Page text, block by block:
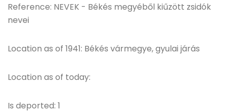
Reference: NEVEK - Békés megyéből kiűzött zsidók
nevei
Location as of 1941: Békés vármegye, gyulai járás
Location as of today:
Is deported: 1